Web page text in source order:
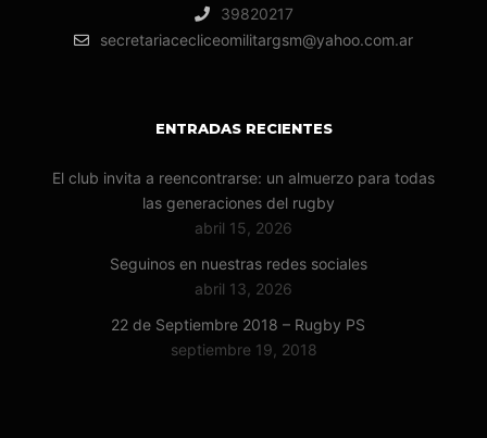
39820217
secretariacecliceomilitargsm@yahoo.com.ar
ENTRADAS RECIENTES
El club invita a reencontrarse: un almuerzo para todas
las generaciones del rugby
abril 15, 2026
Seguinos en nuestras redes sociales
abril 13, 2026
22 de Septiembre 2018 – Rugby PS
septiembre 19, 2018